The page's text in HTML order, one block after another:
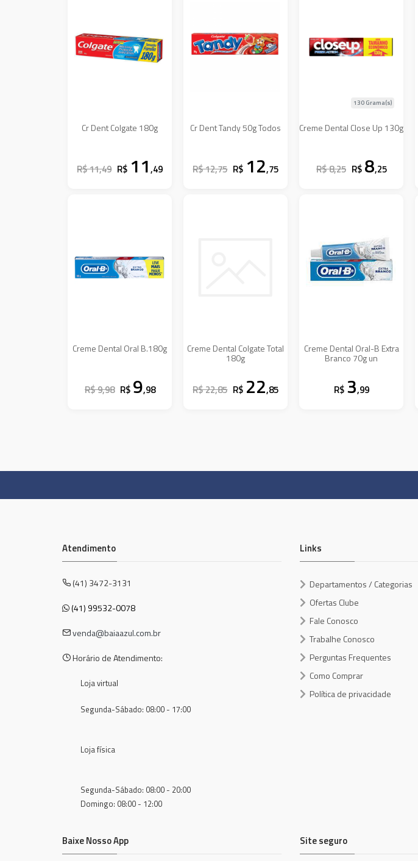
Cr Dent Colgate 180g
R$ 11,49 R$ 11,49
Cr Dent Tandy 50g Todos
R$ 12,75 R$ 12,75
Creme Dental Close Up 130g
130 Grama(s)
R$ 8,25 R$ 8,25
Creme Dental Oral B.180g
R$ 9,98 R$ 9,98
Creme Dental Colgate Total
180g
R$ 22,85 R$ 22,85
Creme Dental Oral-B Extra
Branco 70g un
R$ 3,99
Atendimento
(41) 3472-3131
(41) 99532-0078
venda@baiaazul.com.br
Horário de Atendimento:
Loja virtual
Segunda-Sábado: 08:00 - 17:00
Loja física
Segunda-Sábado: 08:00 - 20:00
Domingo: 08:00 - 12:00
Links
Departamentos / Categorias
Ofertas Clube
Fale Conosco
Trabalhe Conosco
Perguntas Frequentes
Como Comprar
Política de privacidade
Baixe Nosso App Site seguro